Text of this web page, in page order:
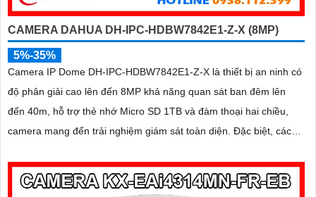
CAMERA DAHUA DH-IPC-HDBW7842E1-Z-X (8MP)
5%-35%
Camera IP Dome DH-IPC-HDBW7842E1-Z-X là thiết bị an ninh có
độ phân giải cao lên đến 8MP khả năng quan sát ban đêm lên
đến 40m, hỗ trợ thẻ nhớ Micro SD 1TB và đàm thoại hai chiều,
camera mang đến trải nghiệm giám sát toàn diện. Đặc biệt, các
giúp nâng cao hiệu quả quản lý và an ninh cho mọi không gian
trong nhà